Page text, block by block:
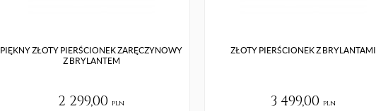
PIĘKNY ZŁOTY PIERŚCIONEK ZARĘCZYNOWY
Z BRYLANTEM
2 299,00 pln
ZŁOTY PIERŚCIONEK Z BRYLANTAMI
3 499,00 pln